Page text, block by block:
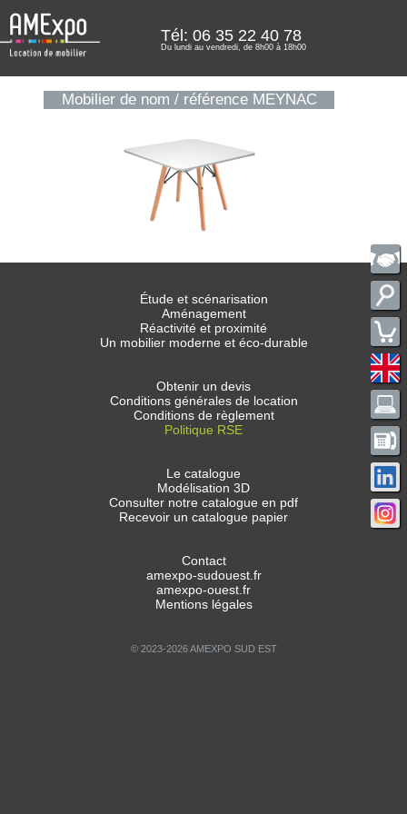
Tél: 06 35 22 40 78
Du lundi au vendredi, de 8h00 à 18h00
Mobilier de nom / référence MEYNAC
Étude et scénarisation
Aménagement
Réactivité et proximité
Un mobilier moderne et éco-durable
Obtenir un devis
Conditions générales de location
Conditions de règlement
Politique RSE
Le catalogue
Modélisation 3D
Consulter notre catalogue en pdf
Recevoir un catalogue papier
Contact
amexpo-sudouest.fr
amexpo-ouest.fr
Mentions légales
© 2023-2026 AMEXPO SUD EST